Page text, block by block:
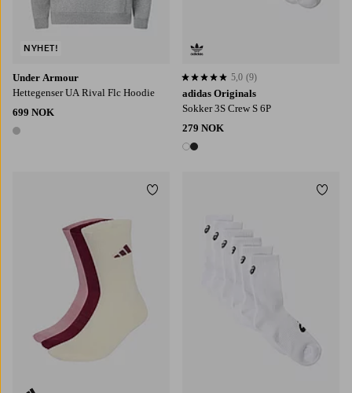
Under Armour
Hettegenser UA Rival Flc Hoodie
699 NOK
1 farge
NYHET!
adidas Originals
Sokker 3S Crew S 6P
279 NOK
2 farger
5,0 basert på 9 karaktergivninger
5,0 (9)
Legg til favoritter
40/4243/45